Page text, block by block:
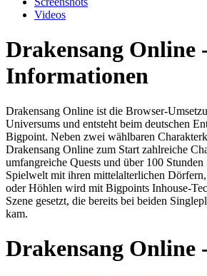
Videos
Drakensang Online
Informationen
Drakensang Online ist die Browser-
Universums und entsteht beim deutschen
Bigpoint. Neben zwei wählbaren
Drakensang Online zum Start zahlreiche
umfangreiche Quests und über 100
Spielwelt mit ihren mittelalterlichen
oder Höhlen wird mit Bigpoints Inhouse-
Szene gesetzt, die bereits bei beiden
kam.
Drakensang Online